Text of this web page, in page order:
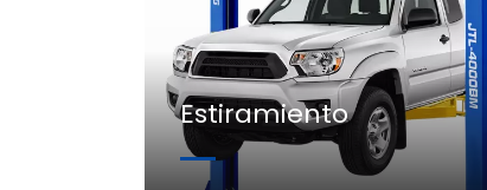
Estiramiento